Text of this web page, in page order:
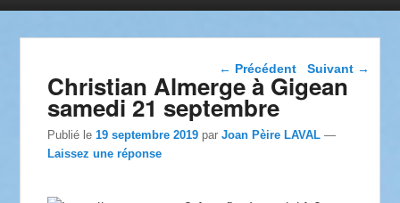
Navigation dans les
articles
← Précédent Suivant →
Christian Almerge à Gigean
samedi 21 septembre
Publié le19 septembre 2019 parJoan Pèire LAVAL —
Laissez une réponse